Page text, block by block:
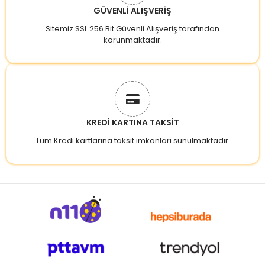
GÜVENLİ ALIŞVERİŞ
Sitemiz SSL 256 Bit Güvenli Alışveriş tarafından
korunmaktadır.
KREDİ KARTINA TAKSİT
Tüm Kredi kartlarına taksit imkanları sunulmaktadır.